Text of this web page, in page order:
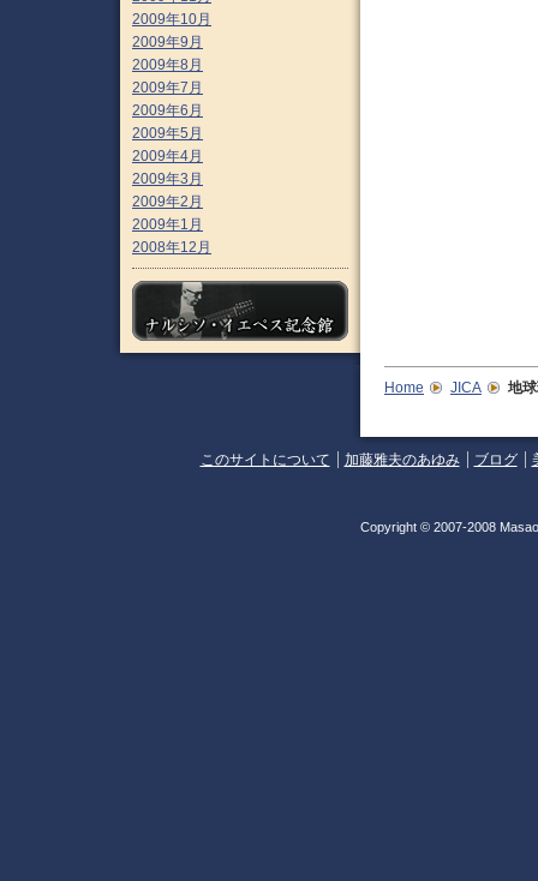
2009年10月
2009年9月
2009年8月
2009年7月
2009年6月
2009年5月
2009年4月
2009年3月
2009年2月
2009年1月
2008年12月
Home JICA 地
このサイトについて 加藤雅夫のあゆみ ブログ
Copyright © 2007-2008